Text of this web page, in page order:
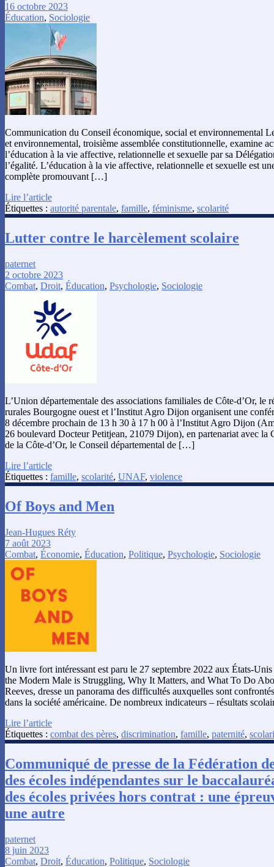
16 octobre 2023
Éducation, Sociologie
Communication du Conseil économique, social et environnemental
et environnemental, troisième assemblée constitutionnelle, examine
l’éducation à la vie affective, relationnelle et sexuelle par sa
l’égalité. L’éducation à la vie affective, relationnelle et sexuelle est
complète promouvant […]
Lire l’article
Étiquettes : autorité parentale, famille, féminisme, scolarité
Lutter contre le harcèlement scolaire
paternet
2 octobre 2023
Combat, Droit, Éducation, Psychologie, Sociologie
L’Union départementale des associations familiales de Côte-d’Or, le
rurales Bourgogne ouest et l’Institut Agro Dijon organisent une
8 décembre prochain de 13 h 30 à 17 h 00 à l’Institut Agro Dijon
26 boulevard Docteur Petitjean, 21079 Dijon), en partenariat avec la
de la Côte-d’Or, le Conseil départemental de […]
Lire l’article
Étiquettes : famille, scolarité, UNAF, violence
Of Boys and Men
Jean-Hugues Réty
7 août 2023
Combat, Économie, Éducation, Politique, Psychologie, Sociologie
Un livre fort intéressant est paru le 27 septembre 2022 aux États-
the Modern Male is Struggling, Why It Matters, and What To Do
Reeves, dresse un panorama des difficultés auxquelles sont
dans la société américaine. De nombreux indicateurs – résultats
Lire l’article
Étiquettes : combat des pères, discrimination, famille, paternité,
Communiqué de presse de la Fédération
des écoles indépendantes sur le
des écoles privées hors contrat : une
une autre
paternet
8 juin 2023
Combat, Droit, Éducation, Politique, Sociologie